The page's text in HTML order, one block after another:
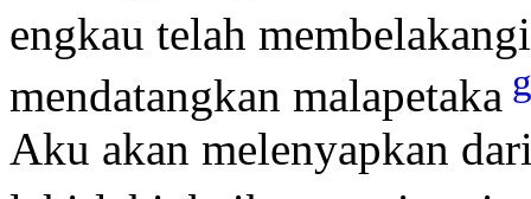
engkau telah membelakangi
mendatangkan malapetaka g
Aku akan melenyapkan